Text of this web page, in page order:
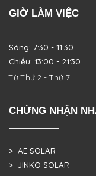
GIỜ LÀM VIỆC
Sáng: 7:30 - 11:30
Chiều: 13:00 - 21:30
Từ Thứ 2 - Thứ 7
CHỨNG NHẬN
> AE SOLAR
> JINKO SOLAR